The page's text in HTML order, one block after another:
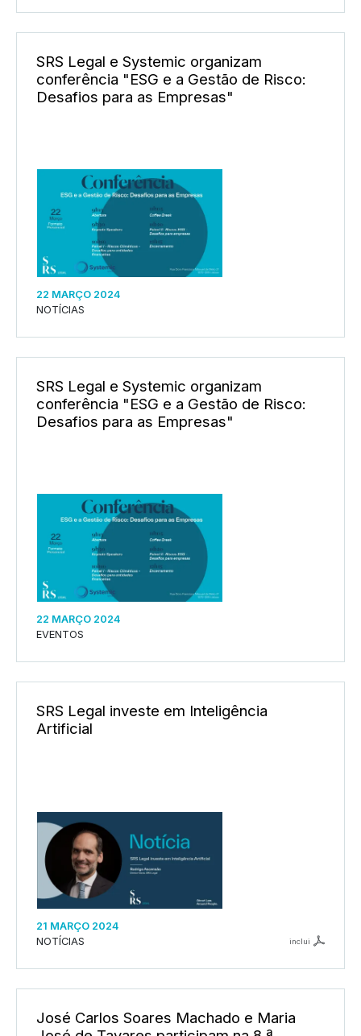
SRS Legal e Systemic organizam
conferência "ESG e a Gestão de Risco:
Desafios para as Empresas"
22 MARÇO 2024
NOTÍCIAS
SRS Legal e Systemic organizam
conferência "ESG e a Gestão de Risco:
Desafios para as Empresas"
22 MARÇO 2024
EVENTOS
SRS Legal investe em Inteligência
Artificial
21 MARÇO 2024
NOTÍCIAS
inclui
José Carlos Soares Machado e Maria